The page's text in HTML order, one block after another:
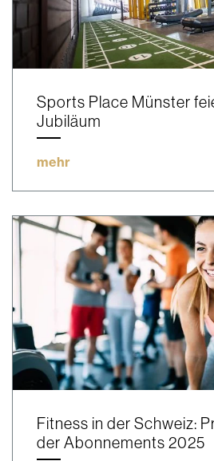
Sports Place Münster
Jubiläum
mehr
Fitness in der Schweiz:
der Abonnements 2025